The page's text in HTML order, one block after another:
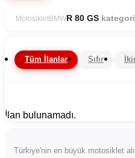
MotosikletBMW R 80 GS
Tüm İlanlar Sıfır
İlan bulunamadı.
Türkiye'nin en büyük motosiklet